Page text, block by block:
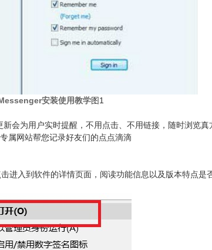
安装使用教学图1
会为用户实时提醒，不用点击、不用链接，随时浏览真
属网站帮您记录好友们的点点滴滴
入到软件的详情页面，阅读功能信息以及版本特点